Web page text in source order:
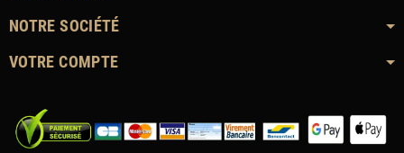
NOTRE SOCIÉTÉ
VOTRE COMPTE